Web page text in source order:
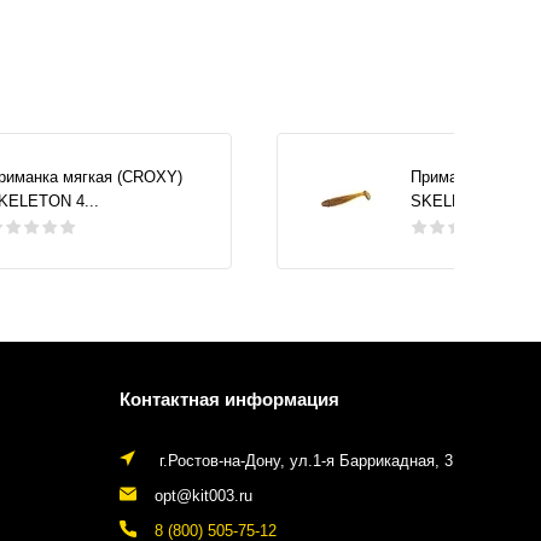
мягкая (CROXY)
4...
Приманка мягкая
SKELETON 4...
Контактная информация
г.Ростов-на-Дону, ул.1-я Баррикадная, 3
opt@kit003.ru
8 (800) 505-75-12